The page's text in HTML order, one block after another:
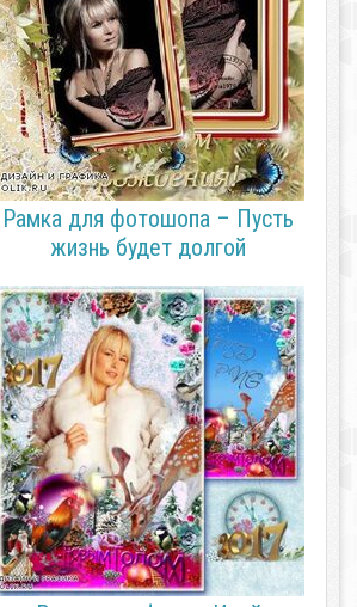
Рамка для фотошопа – Пусть
жизнь будет долгой